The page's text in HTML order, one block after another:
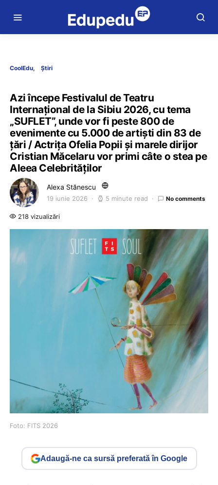
CoolEdu Știri
Azi începe Festivalul de Teatru
Internațional de la Sibiu 2026, cu tema
„SUFLET”, unde vor fi peste 800 de
evenimente cu 5.000 de artiști din 83 de
țări / Actrița Ofelia Popii și marele dirijor
Cristian Măcelaru vor primi câte o stea pe
Aleea Celebrităților
Alexa Stănescu
19 iunie 2026 5 minute read No comments
218 vizualizări
Foto: FITS 2026
Adaugă-ne ca sursă preferată în Google